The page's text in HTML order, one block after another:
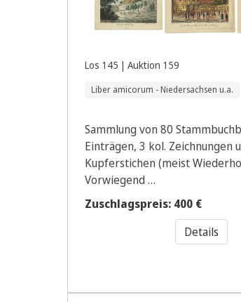
Los 145 | Auktion 159
Liber amicorum - Niedersachsen u.a.
Sammlung von 80
Einträgen, 3 kol. Zeichnungen
Kupferstichen (meist
Vorwiegend …
Zuschlagspreis: 400 €
Details